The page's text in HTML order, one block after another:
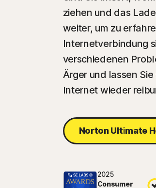
ziehen und das
weiter, um zu
Internetverbindung
verschiedenen
Ärger und lassen
Internet wieder
Norton Ultimate
2025
Consumer